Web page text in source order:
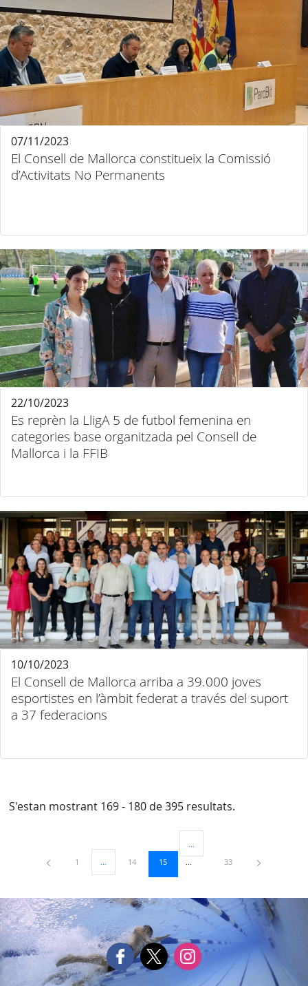
El Consell de Mallorca constitueix la Comissió
d’Activitats No Permanents
07/11/2023
Es reprèn la LligA 5 de futbol femenina en
categories base organitzada pel Consell de
Mallorca i la FFIB
22/10/2023
El Consell de Mallorca arriba a 39.000 joves
esportistes en l’àmbit federat a través del suport
a 37 federacions
10/10/2023
S'estan mostrant 169 - 180 de 395 resultats.
Pàgina
1 ...Pàgines intermèdies Utilitzeu TAB per navegar.
Pàgina
14 Pàgina
15
Pàgines intermèdies Utilitzeu
Pàgina
33